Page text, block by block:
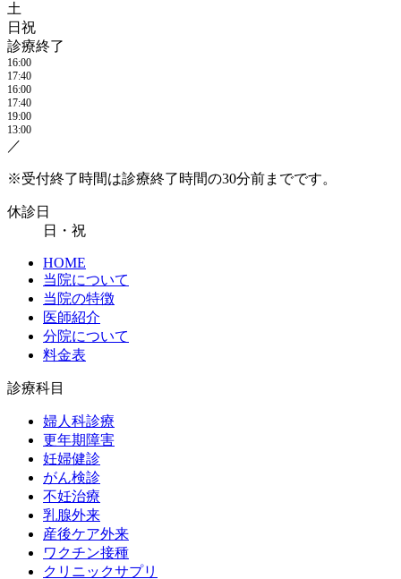
土
日祝
診療終了
16:00
17:40
16:00
17:40
19:00
13:00
／
※受付終了時間は診療終了時間の30分前までです。
休診日
日・祝
HOME
当院について
当院の特徴
医師紹介
分院について
料金表
診療科目
婦人科診療
更年期障害
妊婦健診
がん検診
不妊治療
乳腺外来
産後ケア外来
ワクチン接種
クリニックサプリ